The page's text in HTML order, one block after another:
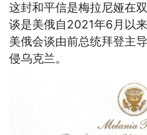
这封和平信是梅拉尼娅在
谈是美俄自2021年6月以
美俄会谈由前总统拜登主
侵乌克兰。